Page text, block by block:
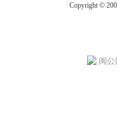
Copyright ©
闽公